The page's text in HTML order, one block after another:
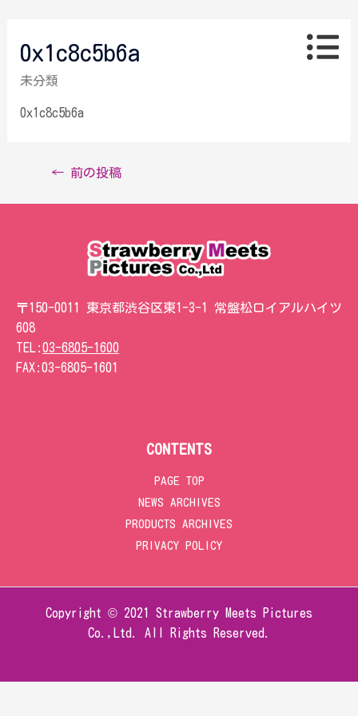
0x1c8c5b6a
未分類
0x1c8c5b6a
←前の投稿
〒150-0011 東京都渋谷区東1-3-1 常盤松ロイアルハイツ
608
TEL:03-6805-1600
FAX:03-6805-1601
CONTENTS
PAGE TOP
NEWS ARCHIVES
PRODUCTS ARCHIVES
PRIVACY POLICY
Copyright © 2021 Strawberry Meets Pictures
Co.,Ltd. All Rights Reserved.